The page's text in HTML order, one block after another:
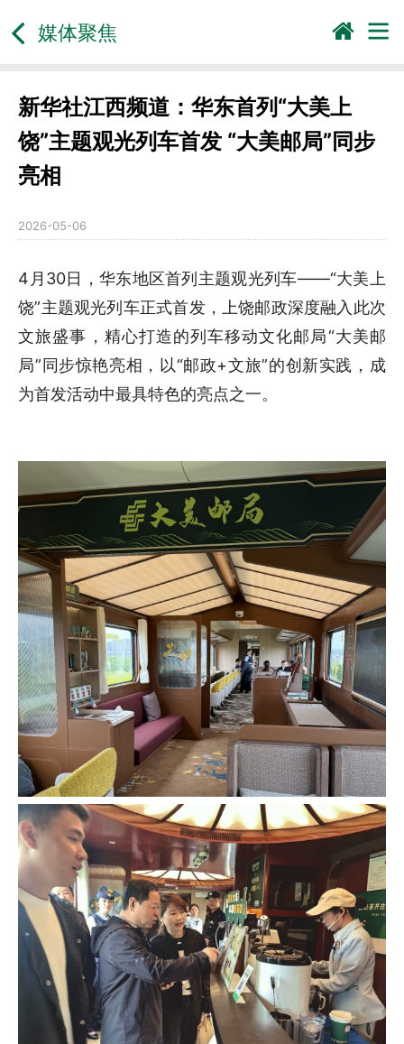
媒体聚焦
新华社江西频道：华东首列“大美上
饶”主题观光列车首发 “大美邮局”同步
亮相
2026-05-06
4月30日，华东地区首列主题观光列车——“大美上
饶”主题观光列车正式首发，上饶邮政深度融入此次
文旅盛事，精心打造的列车移动文化邮局“大美邮
局”同步惊艳亮相，以“邮政+文旅”的创新实践，成
为首发活动中最具特色的亮点之一。